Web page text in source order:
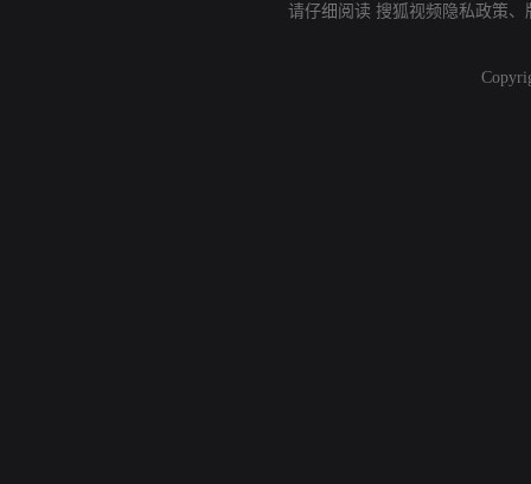
请仔细阅读 搜狐视频隐私政策、